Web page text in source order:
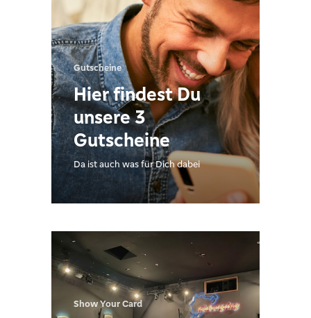
Gutscheine
Hier findest Du
unsere 3
Gutscheine
Da ist auch was für Dich dabei
Show Your Card